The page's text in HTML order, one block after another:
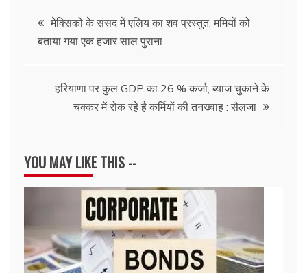
Post
navigation
मेक्सिको के संसद में एलिय का शव प्रस्तुत, ममियों को
बताया गया एक हजार साल पुराना
हरियाणा पर कुल GDP का 26 % कर्जा, ब्याज चुकाने के
चक्कर में रोक रहे है कर्मियों की तनख्वाह : सैलजा
YOU MAY LIKE THIS --